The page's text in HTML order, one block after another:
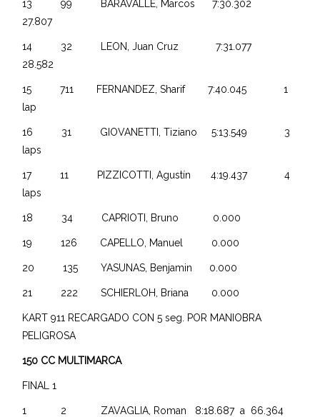
13 99 BARAVALLE, Marcos 7:30.302
27.807
14 32 LEON, Juan Cruz 7:31.077
28.582
15 711 FERNANDEZ, Sharif 7:40.045 1
lap
16 31 GIOVANETTI, Tiziano 5:13.549 3
laps
17 11 PIZZICOTTI, Agustín 4:19.437 4
laps
18 34 CAPRIOTI, Bruno 0.000
19 126 CAPELLO, Manuel 0.000
20 135 YASUNAS, Benjamin 0.000
21 222 SCHIERLOH, Briana 0.000
KART 911 RECARGADO CON 5 seg. POR MANIOBRA
PELIGROSA
150 CC MULTIMARCA
FINAL 1
1 2 ZAVAGLIA, Roman 8:18.687 a 66.364